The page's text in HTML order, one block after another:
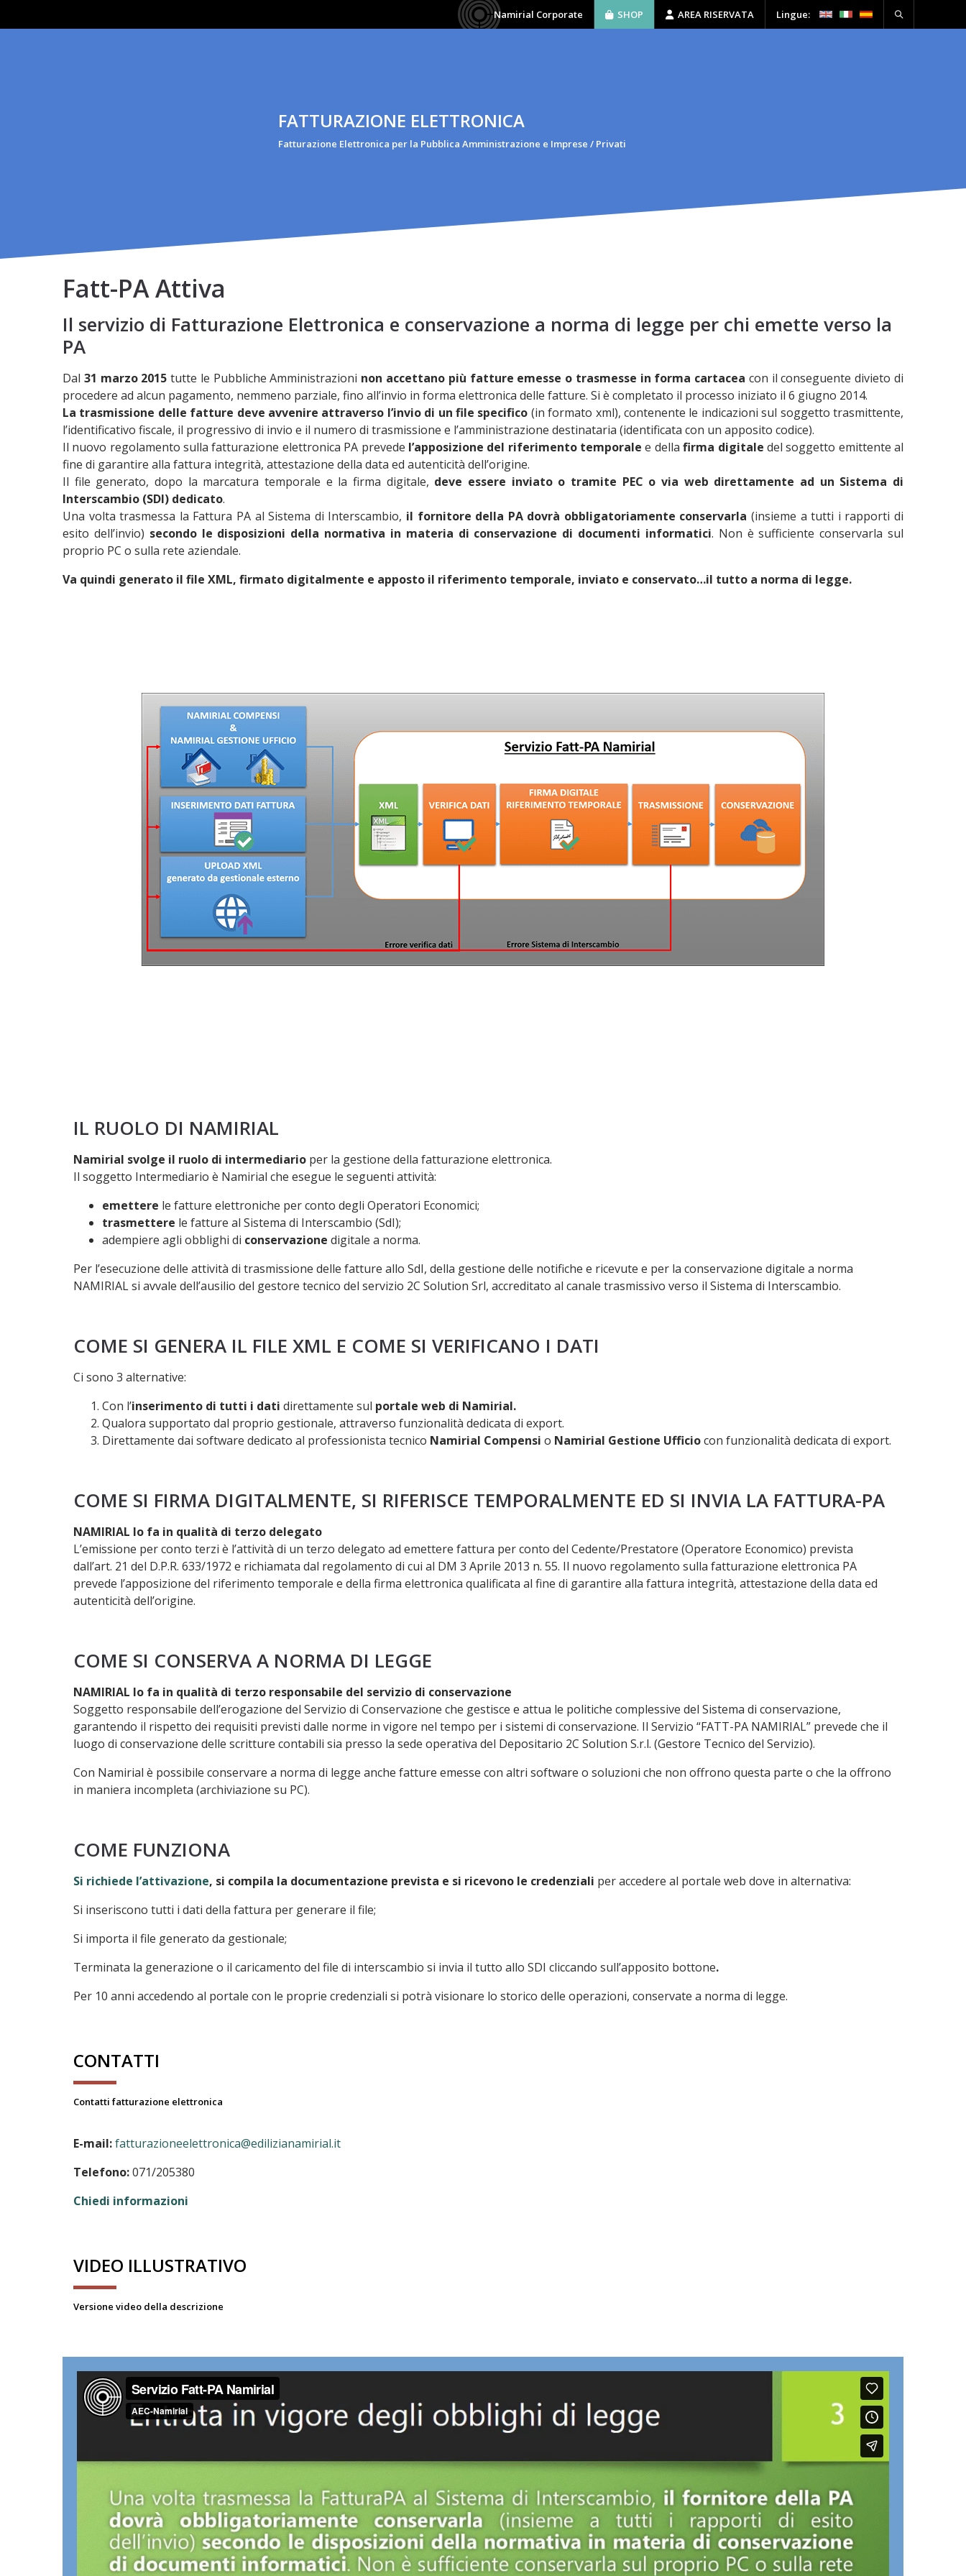
Namirial Corporate SHOP AREA RISERVATA Lingue:
FATTURAZIONE ELETTRONICA
Fatturazione Elettronica per la Pubblica Amministrazione e Imprese / Privati
Fatt-PA Attiva
Il servizio di Fatturazione Elettronica e conservazione a norma di legge per chi emette verso la
PA
Dal 31 marzo 2015 tutte le Pubbliche Amministrazioni non accettano più fatture emesse o trasmesse in forma cartacea con il conseguente divieto di
procedere ad alcun pagamento, nemmeno parziale, fino all’invio in forma elettronica delle fatture. Si è completato il processo iniziato il 6 giugno 2014.
La trasmissione delle fatture deve avvenire attraverso l’invio di un file specifico (in formato xml), contenente le indicazioni sul soggetto trasmittente,
l’identificativo fiscale, il progressivo di invio e il numero di trasmissione e l’amministrazione destinataria (identificata con un apposito codice).
Il nuovo regolamento sulla fatturazione elettronica PA prevede l’apposizione del riferimento temporale e dellafirma digitale del soggetto emittente al
fine di garantire alla fattura integrità, attestazione della data ed autenticità dell’origine.
Il file generato, dopo la marcatura temporale e la firma digitale, deve essere inviato o tramite PEC o via web direttamente ad un Sistema di
Interscambio (SDI) dedicato.
Una volta trasmessa la Fattura PA al Sistema di Interscambio, il fornitore della PA dovrà obbligatoriamente conservarla (insieme a tutti i rapporti di
esito dell’invio) secondo le disposizioni della normativa in materia di conservazione di documenti informatici. Non è sufficiente conservarla sul
proprio PC o sulla rete aziendale.
Va quindi generato il file XML, firmato digitalmente e apposto il riferimento temporale, inviato e conservato…il tutto a norma di legge.
IL RUOLO DI NAMIRIAL
Namirial svolge il ruolo di intermediario per la gestione della fatturazione elettronica.
Il soggetto Intermediario è Namirial che esegue le seguenti attività:
emettere le fatture elettroniche per conto degli Operatori Economici;
trasmettere le fatture al Sistema di Interscambio (SdI);
adempiere agli obblighi di conservazione digitale a norma.
Per l’esecuzione delle attività di trasmissione delle fatture allo SdI, della gestione delle notifiche e ricevute e per la conservazione digitale a norma
NAMIRIAL si avvale dell’ausilio del gestore tecnico del servizio 2C Solution Srl, accreditato al canale trasmissivo verso il Sistema di Interscambio.
COME SI GENERA IL FILE XML E COME SI VERIFICANO I DATI
Ci sono 3 alternative:
Con l’inserimento di tutti i dati direttamente sul portale web di Namirial.
Qualora supportato dal proprio gestionale, attraverso funzionalità dedicata di export.
Direttamente dai software dedicato al professionista tecnico Namirial Compensi o Namirial Gestione Ufficiocon funzionalità dedicata di export.
COME SI FIRMA DIGITALMENTE, SI RIFERISCE TEMPORALMENTE ED SI INVIA LA FATTURA-PA
NAMIRIAL lo fa in qualità di terzo delegato
L’emissione per conto terzi è l’attività di un terzo delegato ad emettere fattura per conto del Cedente/Prestatore (Operatore Economico) prevista
dall’art. 21 del D.P.R. 633/1972 e richiamata dal regolamento di cui al DM 3 Aprile 2013 n. 55. Il nuovo regolamento sulla fatturazione elettronica PA
prevede l’apposizione del riferimento temporale e della firma elettronica qualificata al fine di garantire alla fattura integrità, attestazione della data ed
autenticità dell’origine.
COME SI CONSERVA A NORMA DI LEGGE
NAMIRIAL lo fa in qualità di terzo responsabile del servizio di conservazione
Soggetto responsabile dell’erogazione del Servizio di Conservazione che gestisce e attua le politiche complessive del Sistema di conservazione,
garantendo il rispetto dei requisiti previsti dalle norme in vigore nel tempo per i sistemi di conservazione. Il Servizio “FATT-PA NAMIRIAL” prevede che il
luogo di conservazione delle scritture contabili sia presso la sede operativa del Depositario 2C Solution S.r.l. (Gestore Tecnico del Servizio).
Con Namirial è possibile conservare a norma di legge anche fatture emesse con altri software o soluzioni che non offrono questa parte o che la offrono
in maniera incompleta (archiviazione su PC).
COME FUNZIONA
Si richiede l’attivazione, si compila la documentazione prevista e si ricevono le credenziali per accedere al portale web dove in alternativa:
Si inseriscono tutti i dati della fattura per generare il file;
Si importa il file generato da gestionale;
Terminata la generazione o il caricamento del file di interscambio si invia il tutto allo SDI cliccando sull’apposito bottone.
Per 10 anni accedendo al portale con le proprie credenziali si potrà visionare lo storico delle operazioni, conservate a norma di legge.
CONTATTI
Contatti fatturazione elettronica
E-mail:fatturazioneelettronica@edilizianamirial.it
Telefono:071/205380
Chiedi informazioni
VIDEO ILLUSTRATIVO
Versione video della descrizione